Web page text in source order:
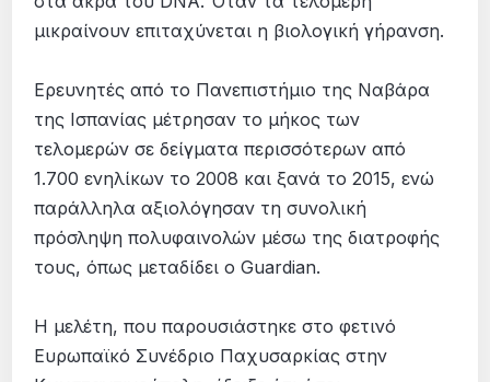
μικραίνουν επιταχύνεται η βιολογική γήρανση.
Ερευνητές από το Πανεπιστήμιο της Ναβάρα
της Ισπανίας μέτρησαν το μήκος των
τελομερών σε δείγματα περισσότερων από
1.700 ενηλίκων το 2008 και ξανά το 2015, ενώ
παράλληλα αξιολόγησαν τη συνολική
πρόσληψη πολυφαινολών μέσω της διατροφής
τους, όπως μεταδίδει ο Guardian.
Η μελέτη, που παρουσιάστηκε στο φετινό
Ευρωπαϊκό Συνέδριο Παχυσαρκίας στην